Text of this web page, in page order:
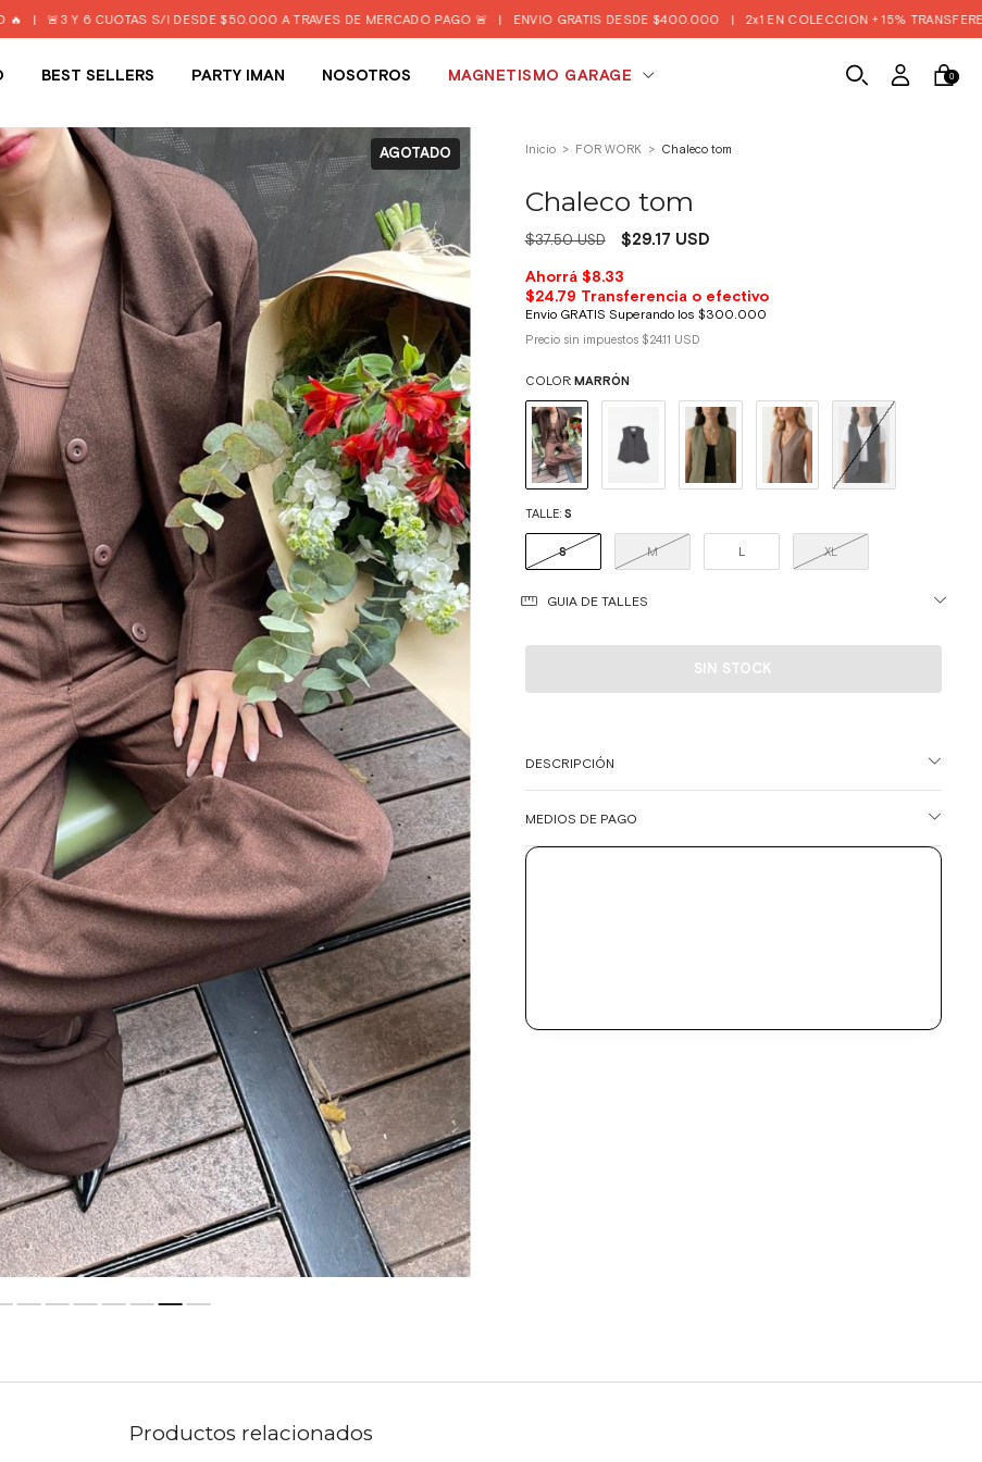
S/I DESDE $50.000 A TRAVÉS DE MERCADO PAGO 🚨 | ENVIO GRATIS DESDE $400.000 | 2x1 EN COLECCION + 15% TRANSFERENCIA Y
BEST SELLERS PARTY IMAN NOSOTROS MAGNETISMO GARAGE 0
AGOTADO Inicio > FOR WORK > Chaleco tom
Chaleco tom
$37.50 USD $29.17 USD
Precio sin impuestos $24.11 USD
COLOR: MARRÓN
TALLE: S
S M L XL
GUIA DE TALLES
DESCRIPCIÓN
MEDIOS DE PAGO
Productos relacionados